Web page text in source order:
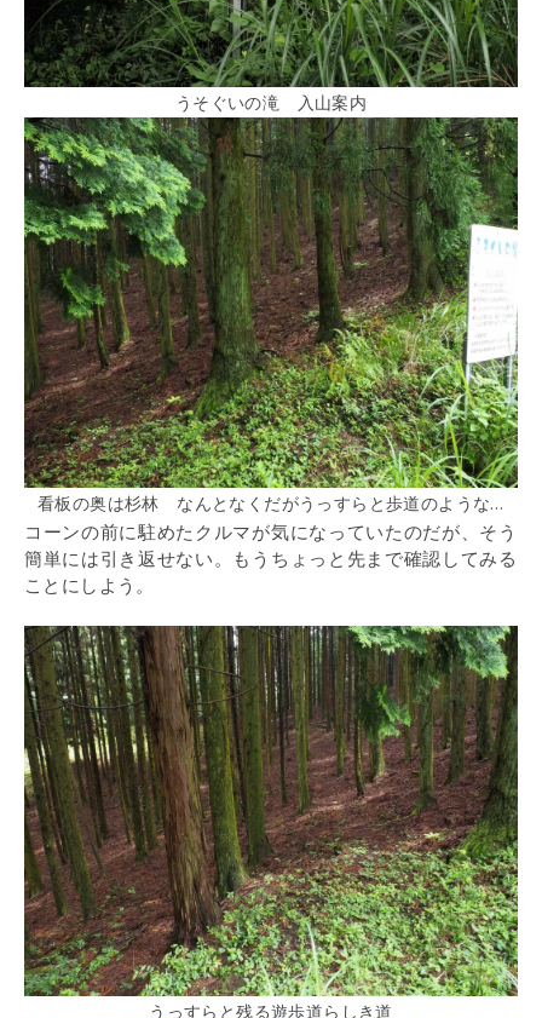
うそぐいの滝 入山案内
看板の奥は杉林 なんとなくだがうっすらと歩道のような…
コーンの前に駐めたクルマが気になっていたのだが、そう
簡単には引き返せない。もうちょっと先まで確認してみる
ことにしよう。
うっすらと残る遊歩道らしき道